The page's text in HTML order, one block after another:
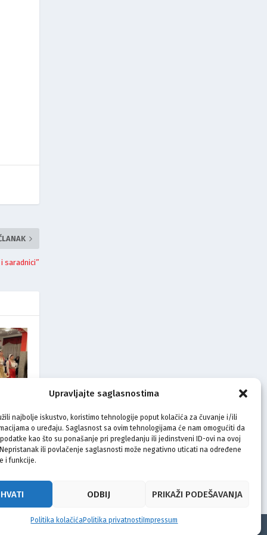
Upravljajte saglasnostima
najbolje iskustvo, koristimo tehnologije poput kolačića za čuvanje i/ili
o uređaju. Saglasnost sa ovim tehnologijama će nam omogućiti da
kao što su ponašanje pri pregledanju ili jedinstveni ID-ovi na ovoj
ili povlačenje saglasnosti može negativno uticati na određene
i funkcije.
ODBIJ PRIKAŽI PODEŠAVANJA
Politika kolačićaPolitika privatnosti Impressum
saradnici”
Politika privatnosti Uvjeti korištenja